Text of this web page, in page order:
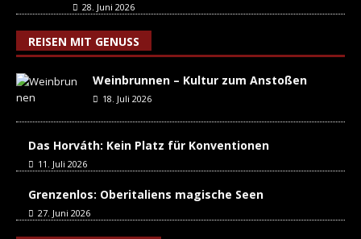
28. Juni 2026
REISEN MIT GENUSS
Weinbrunnen – Kultur zum Anstoßen
18. Juli 2026
Das Horváth: Kein Platz für Konventionen
11. Juli 2026
Grenzenlos: Oberitaliens magische Seen
27. Juni 2026